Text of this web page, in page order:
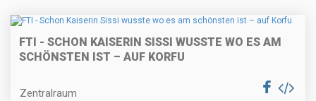
FTI - SCHON KAISERIN SISSI WUSSTE WO ES AM
SCHÖNSTEN IST – AUF KORFU
Zentralraum